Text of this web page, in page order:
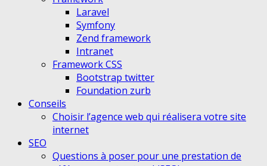
Laravel
Symfony
Zend framework
Intranet
Framework CSS
Bootstrap twitter
Foundation zurb
Conseils
Choisir l’agence web qui réalisera votre site
internet
SEO
Questions à poser pour une prestation de